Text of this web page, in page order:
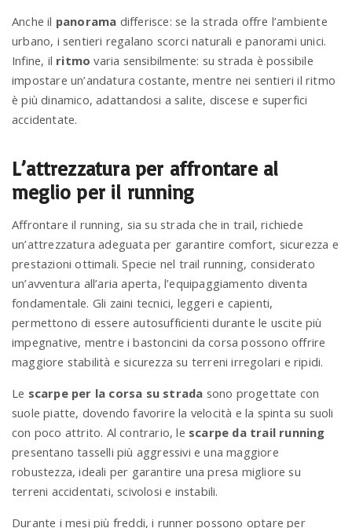
Anche il panorama differisce: se la strada offre l’ambiente
urbano, i sentieri regalano scorci naturali e panorami unici.
Infine, il ritmo varia sensibilmente: su strada è possibile
impostare un’andatura costante, mentre nei sentieri il ritmo
è più dinamico, adattandosi a salite, discese e superfici
accidentate.
L’attrezzatura per affrontare al
meglio per il running
Affrontare il running, sia su strada che in trail, richiede
un’attrezzatura adeguata per garantire comfort, sicurezza e
prestazioni ottimali. Specie nel trail running, considerato
un’avventura all’aria aperta, l’equipaggiamento diventa
fondamentale. Gli zaini tecnici, leggeri e capienti,
permettono di essere autosufficienti durante le uscite più
impegnative, mentre i bastoncini da corsa possono offrire
maggiore stabilità e sicurezza su terreni irregolari e ripidi.
Le scarpe per la corsa su strada sono progettate con
suole piatte, dovendo favorire la velocità e la spinta su suoli
con poco attrito. Al contrario, le scarpe da trail running
presentano tasselli più aggressivi e una maggiore
robustezza, ideali per garantire una presa migliore su
terreni accidentati, scivolosi e instabili.
Durante i mesi più freddi, i runner possono optare per